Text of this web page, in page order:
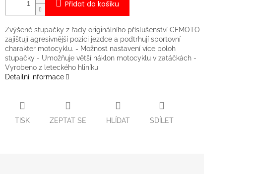
Přidat do košíku
Zvýšené stupačky z řady originálního příslušenství CFMOTO
zajišťují agresivnější pozici jezdce a podtrhují sportovní
charakter motocyklu. - Možnost nastavení více poloh
stupačky - Umožňuje větší náklon motocyklu v zatáčkách -
Vyrobeno z leteckého hliníku
Detailní informace
TISK ZEPTAT SE HLÍDAT SDÍLET